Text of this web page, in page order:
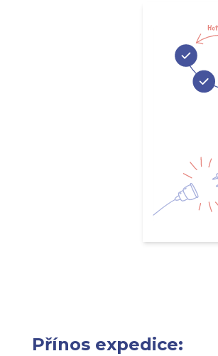
Přínos expedice: